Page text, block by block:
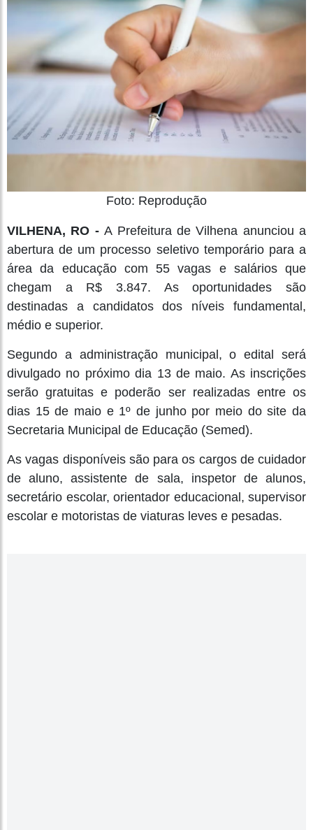
Foto: Reprodução
VILHENA, RO -A Prefeitura de Vilhena anunciou a
abertura de um processo seletivo temporário para a
área da educação com 55 vagas e salários que
chegam a R$ 3.847. As oportunidades são
destinadas a candidatos dos níveis fundamental,
médio e superior.
Segundo a administração municipal, o edital será
divulgado no próximo dia 13 de maio. As inscrições
serão gratuitas e poderão ser realizadas entre os
dias 15 de maio e 1º de junho por meio do site da
Secretaria Municipal de Educação (Semed).
As vagas disponíveis são para os cargos de cuidador
de aluno, assistente de sala, inspetor de alunos,
secretário escolar, orientador educacional, supervisor
escolar e motoristas de viaturas leves e pesadas.